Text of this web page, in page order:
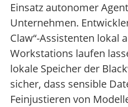
Einsatz autonomer
Unternehmen.
Claw“-Assistenten lokal
Workstations laufen
lokale Speicher der
sicher, dass sensible
Feinjustieren von